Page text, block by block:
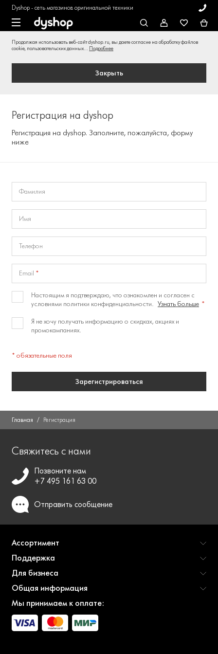
Dyshop - сеть магазинов оригинальной техники
Продолжая использовать веб-сайт dyshop.ru, вы даете согласие на обработку файлов
cookie, пользовательских данных... Подробнее
Закрыть
Регистрация на dyshop
Регистрация на dyshop. Заполните, пожалуйста, форму
ниже
Фамилия
Имя
Телефон
Email
Настоящим я подтверждаю, что ознакомлен и согласен с
условиями политики конфиденциальности. Узнать больше *
Я не хочу получать информацию о скидках, акциях и
промокампаниях.
* обязательные поля
Зарегистрироваться
Главная Регистрация
Свяжитесь с нами
Позвоните нам
+7 495 161 63 00
Отправить сообщение
Ассортимент
Поддержка
Для бизнеса
Общая информация
Мы принимаем к оплате: